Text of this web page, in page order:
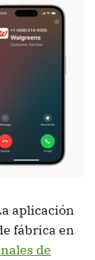
aplicación
fábrica en
de